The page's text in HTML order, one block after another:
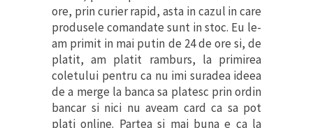
ore, prin curier rapid, asta in cazul in care
produsele comandate sunt in stoc. Eu le-
am primit in mai putin de 24 de ore si, de
platit, am platit ramburs, la primirea
coletului pentru ca nu imi suradea ideea
de a merge la banca sa platesc prin ordin
bancar si nici nu aveam card ca sa pot
plati online. Partea si mai buna e ca la